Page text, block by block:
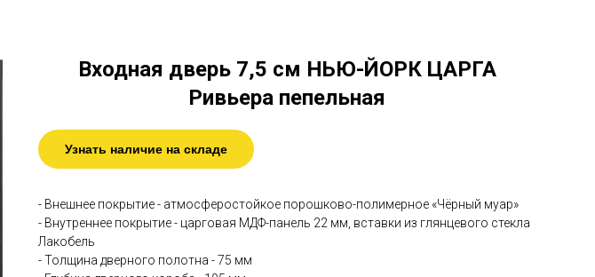
Входная дверь 7,5 см НЬЮ-ЙОРК ЦАРГА
Ривьера пепельная
Узнать наличие на складе
- Внешнее покрытие - атмосферостойкое порошково-полимерное «Чёрный муар»
- Внутреннее покрытие - царговая МДФ-панель 22 мм, вставки из глянцевого стекла
Лакобель
- Толщина дверного полотна - 75 мм